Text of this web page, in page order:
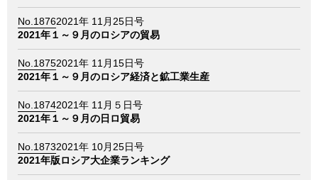
刊行物
情報館
No.18762021年 11月25日号
2021年１～９月のロシアの貿易
No.18752021年 11月15日号
2021年１～９月のロシア経済と鉱工業生産
No.18742021年 11月５日号
2021年１～９月の日ロ貿易
No.18732021年 10月25日号
2021年版ロシア大企業ランキング